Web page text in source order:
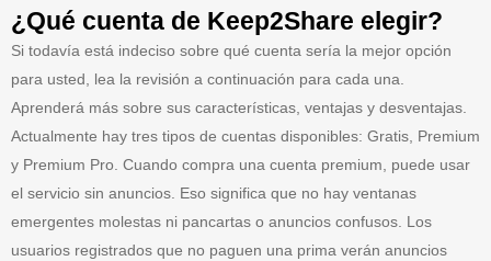
¿Qué cuenta de Keep2Share elegir?
Si todavía está indeciso sobre qué cuenta sería la mejor opción
para usted, lea la revisión a continuación para cada una.
Aprenderá más sobre sus características, ventajas y desventajas.
Actualmente hay tres tipos de cuentas disponibles: Gratis, Premium
y Premium Pro. Cuando compra una cuenta premium, puede usar
el servicio sin anuncios. Eso significa que no hay ventanas
emergentes molestas ni pancartas o anuncios confusos. Los
usuarios registrados que no paguen una prima verán anuncios